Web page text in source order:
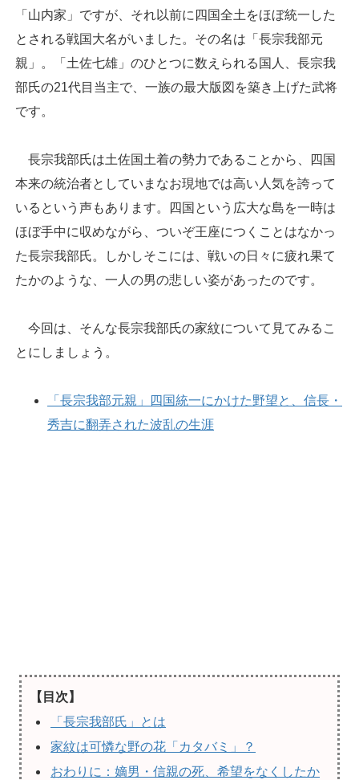
「山内家」ですが、それ以前に四国全土をほぼ統一した
とされる戦国大名がいました。その名は「長宗我部元
親」。「土佐七雄」のひとつに数えられる国人、長宗我
部氏の21代目当主で、一族の最大版図を築き上げた武将
です。
長宗我部氏は土佐国土着の勢力であることから、四国
本来の統治者としていまなお現地では高い人気を誇って
いるという声もあります。四国という広大な島を一時は
ほぼ手中に収めながら、ついぞ王座につくことはなかっ
た長宗我部氏。しかしそこには、戦いの日々に疲れ果て
たかのような、一人の男の悲しい姿があったのです。
今回は、そんな長宗我部氏の家紋について見てみるこ
とにしましょう。
「長宗我部元親」四国統一にかけた野望と、信長・
秀吉に翻弄された波乱の生涯
【目次】
「長宗我部氏」とは
家紋は可憐な野の花「カタバミ」？
おわりに：嫡男・信親の死、希望をなくしたか